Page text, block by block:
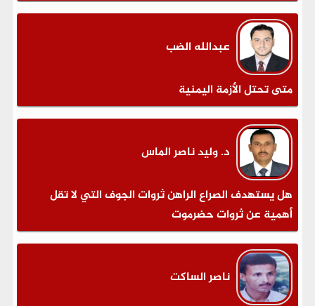
عبدالله الضب
متى تحتل الأزمة اليمنية
د. وليد ناصر الماس
هل يستهدف الصراع الراهن ثروات الجوف التي لا تقل
أهمية عن ثروات حضرموت
ناصر الساكت